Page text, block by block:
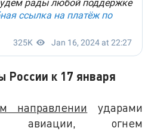
России к 17 января
направлении ударами
авиации, огнем